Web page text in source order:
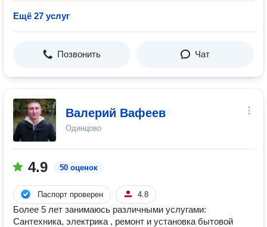
Ещё 27 услуг
Позвонить Чат
Валерий Вафеев
Одинцово
4.9 50 оценок
Паспорт проверен 4.8
Более 5 лет занимаюсь различными услугами:
Сантехника, электрика , ремонт и установка бытовой